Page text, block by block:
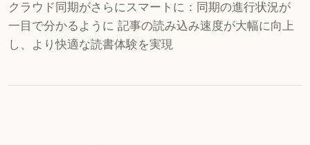
クラウド同期がさらにスマートに：同期の進行状況が
一目で分かるように 記事の読み込み速度が大幅に向上
し、より快適な読書体験を実現